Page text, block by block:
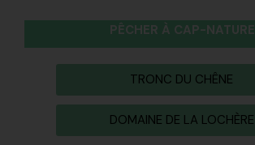
PÊCHER À CAP-NATURE
TRONC DU CHÊNE
DOMAINE DE LA LOCHÈRE